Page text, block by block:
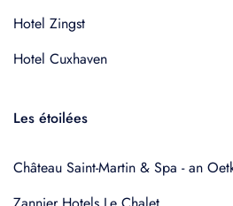
Hotel Zingst
Hotel Cuxhaven
Les étoilées
Château Saint-Martin & Spa - an